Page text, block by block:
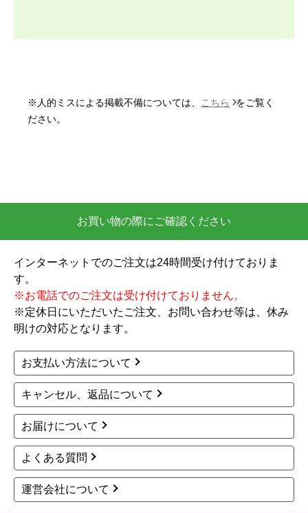
ショップからの連絡や対応は適切でしたか？
はい
はい
またこのショップを利用したいですか？
【注文商品】給湯器 【注文時期】2026
年03月頃
【このショップを選んだ理由は？】
ガス給湯器の本体＋工事込みの価格が他店より安か
ったため。
【注文からどのくらいで届きましたか？】
※人的ミスによる掲載不備については、 こちら
をご覧く
ださい。
お買い物の際にご確認ください
インターネットでのご注文は24時間受け付けておりま
す。
※お電話でのご注文は受け付けておりません。
※定休日にいただいたご注文、お問い合わせ等は、休み
明けの対応となります。
お支払い方法について
キャンセル、返品について
お届けについて
よくある質問
運営会社について